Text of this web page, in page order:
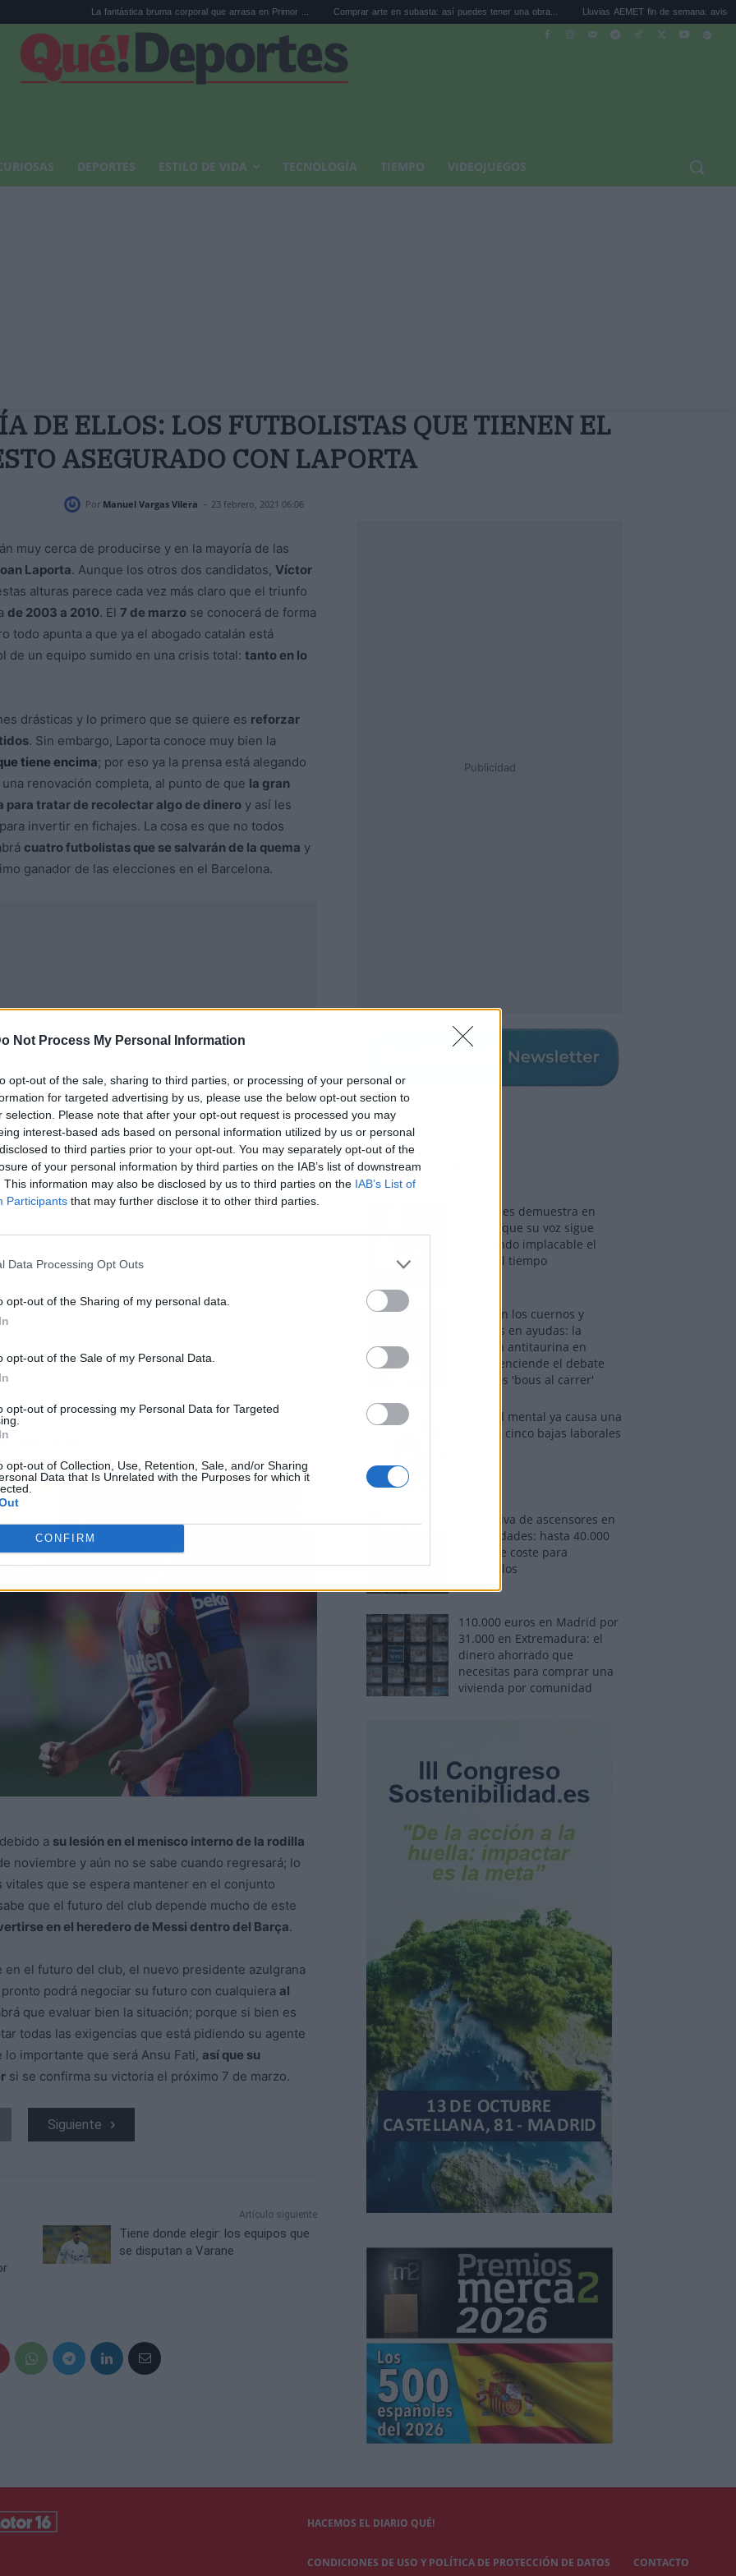
Not Process My Personal Information
opt-out of the sale, sharing to third parties, or processing of your personal or
for targeted advertising by us, please use the below opt-out section to
selection. Please note that after your opt-out request is processed you may
interest-based ads based on personal information utilized by us or personal
to third parties prior to your opt-out. You may separately opt-out of the
of your personal information by third parties on the IAB’s list of downstream
This information may also be disclosed by us to third parties on the IAB’s List of
Participants that may further disclose it to other third parties.
Data Processing Opt Outs
opt-out of the Sharing of my personal data.
opt-out of the Sale of my Personal Data.
opt-out of processing my Personal Data for Targeted
opt-out of Collection, Use, Retention, Sale, and/or Sharing
Data that Is Unrelated with the Purposes for which it
CONFIRM
La fantástica bruma corporal que arrasa en Primor ... Comprar arte en subasta: así puedes tener una obra... Lluvias AEMET fin de semana: avisos por
DEPORTES ESTILO DE VIDA TECNOLOGÍA TIEMPO VIDEOJUEGOS
DE ELLOS: LOS FUTBOLISTAS QUE TIENEN EL
ASEGURADO CON LAPORTA
Por Manuel Vargas Vilera - 23 febrero, 2021 06:06
muy cerca de producirse y en la mayoría de las
Laporta. Aunque los otros dos candidatos, Víctor
alturas parece cada vez más claro que el triunfo
de 2003 a 2010. El 7 de marzo se conocerá de forma
todo apunta a que ya el abogado catalán está
de un equipo sumido en una crisis total: tanto en lo
drásticas y lo primero que se quiere es reforzar
. Sin embargo, Laporta conoce muy bien la
tiene encima; por eso ya la prensa está alegando
renovación completa, al punto de que la gran
para tratar de recolectar algo de dinero y así les
invertir en fichajes. La cosa es que no todos
cuatro futbolistas que se salvarán de la quema y
ganador de las elecciones en el Barcelona.
Publicidad
renovar
a su lesión en el menisco interno de la rodilla
noviembre y aún no se sabe cuando regresará; lo
vitales que se espera mantener en el conjunto
que el futuro del club depende mucho de este
en el heredero de Messi dentro del Barça.
el futuro del club, el nuevo presidente azulgrana
podrá negociar su futuro con cualquiera al
que evaluar bien la situación; porque si bien es
todas las exigencias que está pidiendo su agente
lo importante que será Ansu Fati, así que su
si se confirma su victoria el próximo 7 de marzo.
Siguiente
Artículo siguiente
Tiene donde elegir: los equipos que
se disputan a Varane
Publicidad
Los más vistos
Tom Jones demuestra en
Madrid que su voz sigue
desafiando implacable el
paso del tiempo
Fuego en los cuernos y
millones en ayudas: la
rebelión antitaurina en
Alfafar enciende el debate
sobre los 'bous al carrer'
La salud mental ya causa una
de cada cinco bajas laborales
Normativa de ascensores en
comunidades: hasta 40.000
euros de coste para
adaptarlos
110.000 euros en Madrid por
31.000 en Extremadura: el
dinero ahorrado que
necesitas para comprar una
vivienda por comunidad
HACEMOS EL DIARIO QUÉ!
CONDICIONES DE USO Y POLÍTICA DE PROTECCIÓN DE DATOS CONTACTO